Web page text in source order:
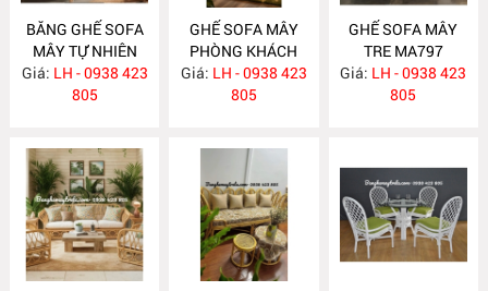
BĂNG GHẾ SOFA
MÂY TỰ NHIÊN
PHÒNG KHÁCH
MA799
Giá: LH - 0938 423
805
GHẾ SOFA MÂY
PHÒNG KHÁCH
MA798
Giá: LH - 0938 423
805
GHẾ SOFA MÂY
TRE MA797
Giá: LH - 0938 423
805